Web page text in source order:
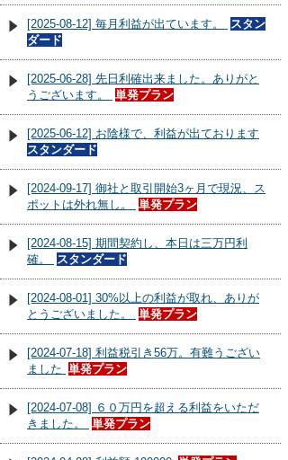
[2025-08-12] 毎月利益が出ています。
スタン
ダード
[2025-06-28] 先日利確出来ました。ありがと
うございます。
単発プラン
[2025-06-12] お陰様で、利益が出ております
スタンダード
[2024-09-17] 御社と取引開始3ヶ月で現況、ス
ポットは外れ無し。
単発プラン
[2024-08-15] 期間契約し、本日は三万円利
確。
スタンダード
[2024-08-01] 30%以上の利益が取れ、ありが
とうございました。
単発プラン
[2024-07-18] 利益税引き56万。有難うござい
ました 単発プラン
[2024-07-08] ６０万円を超える利益をいただ
きました。
単発プラン